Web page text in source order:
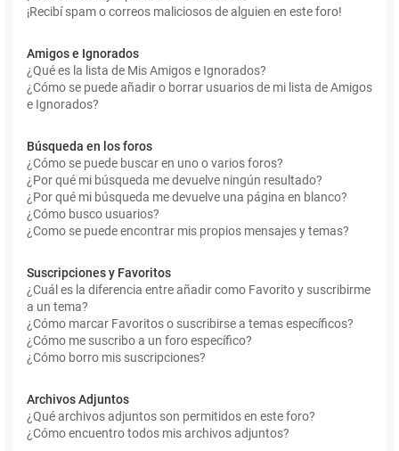
¡Recibí spam o correos maliciosos de alguien en este foro!
Amigos e Ignorados
¿Qué es la lista de Mis Amigos e Ignorados?
¿Cómo se puede añadir o borrar usuarios de mi lista de Amigos
e Ignorados?
Búsqueda en los foros
¿Cómo se puede buscar en uno o varios foros?
¿Por qué mi búsqueda me devuelve ningún resultado?
¿Por qué mi búsqueda me devuelve una página en blanco?
¿Cómo busco usuarios?
¿Como se puede encontrar mis propios mensajes y temas?
Suscripciones y Favoritos
¿Cuál es la diferencia entre añadir como Favorito y suscribirme
a un tema?
¿Cómo marcar Favoritos o suscribirse a temas específicos?
¿Cómo me suscribo a un foro específico?
¿Cómo borro mis suscripciones?
Archivos Adjuntos
¿Qué archivos adjuntos son permitidos en este foro?
¿Cómo encuentro todos mis archivos adjuntos?